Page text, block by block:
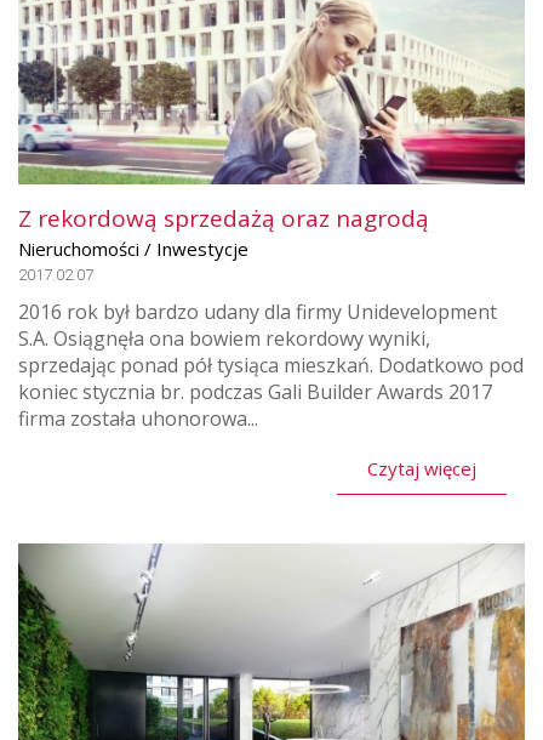
Z rekordową sprzedażą oraz nagrodą
Nieruchomości / Inwestycje
2017.02.07
2016 rok był bardzo udany dla firmy Unidevelopment
S.A. Osiągnęła ona bowiem rekordowy wyniki,
sprzedając ponad pół tysiąca mieszkań. Dodatkowo pod
koniec stycznia br. podczas Gali Builder Awards 2017
firma została uhonorowa...
Czytaj więcej